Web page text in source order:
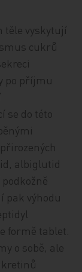
těle vyskytují
cukrů
po příjmu
se do této
albiglutid
pak výhodu
formě tablet.
o sobě, ale